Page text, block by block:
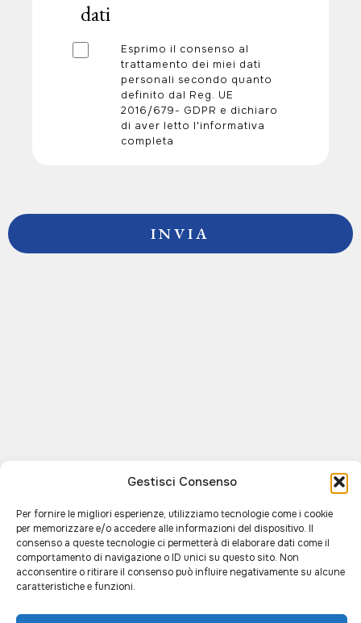
Gestisci Consenso
Per fornire le migliori esperienze, utilizziamo tecnologie come i cookie
per memorizzare e/o accedere alle informazioni del dispositivo. Il
consenso a queste tecnologie ci permetterà di elaborare dati come il
comportamento di navigazione o ID unici su questo sito. Non
acconsentire o ritirare il consenso può influire negativamente su alcune
caratteristiche e funzioni.
dati
Esprimo il consenso al
trattamento dei miei dati
personali secondo quanto
definito dal Reg. UE
2016/679- GDPR e dichiaro
di aver letto l'informativa
completa